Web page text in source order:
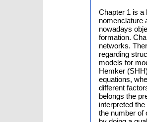
Chapter 1 is a
nomenclature
nowadays
formation.
networks.
regarding
models for
Hemker
equations,
different
belongs the
interpreted
the number of